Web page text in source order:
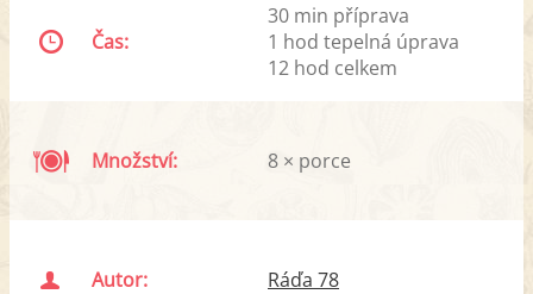
Čas:
30 min příprava
1 hod tepelná úprava
12 hod celkem
Množství: 8 × porce
Autor: Ráďa 78